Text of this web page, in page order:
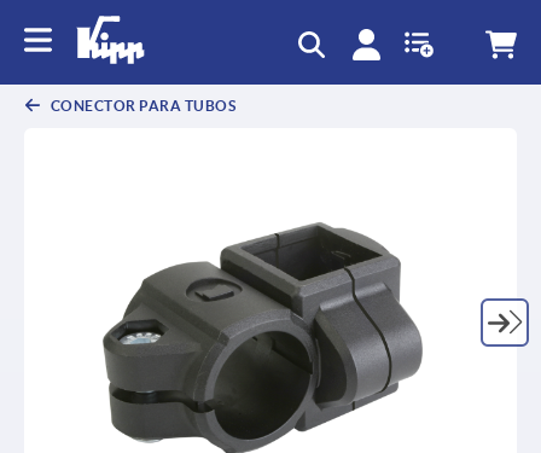
CONECTOR PARA TUBOS